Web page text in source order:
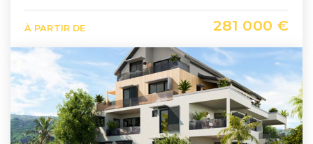
À PARTIR DE 281 000 €